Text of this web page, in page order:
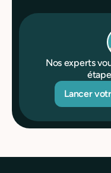
Nos experts
Lancer